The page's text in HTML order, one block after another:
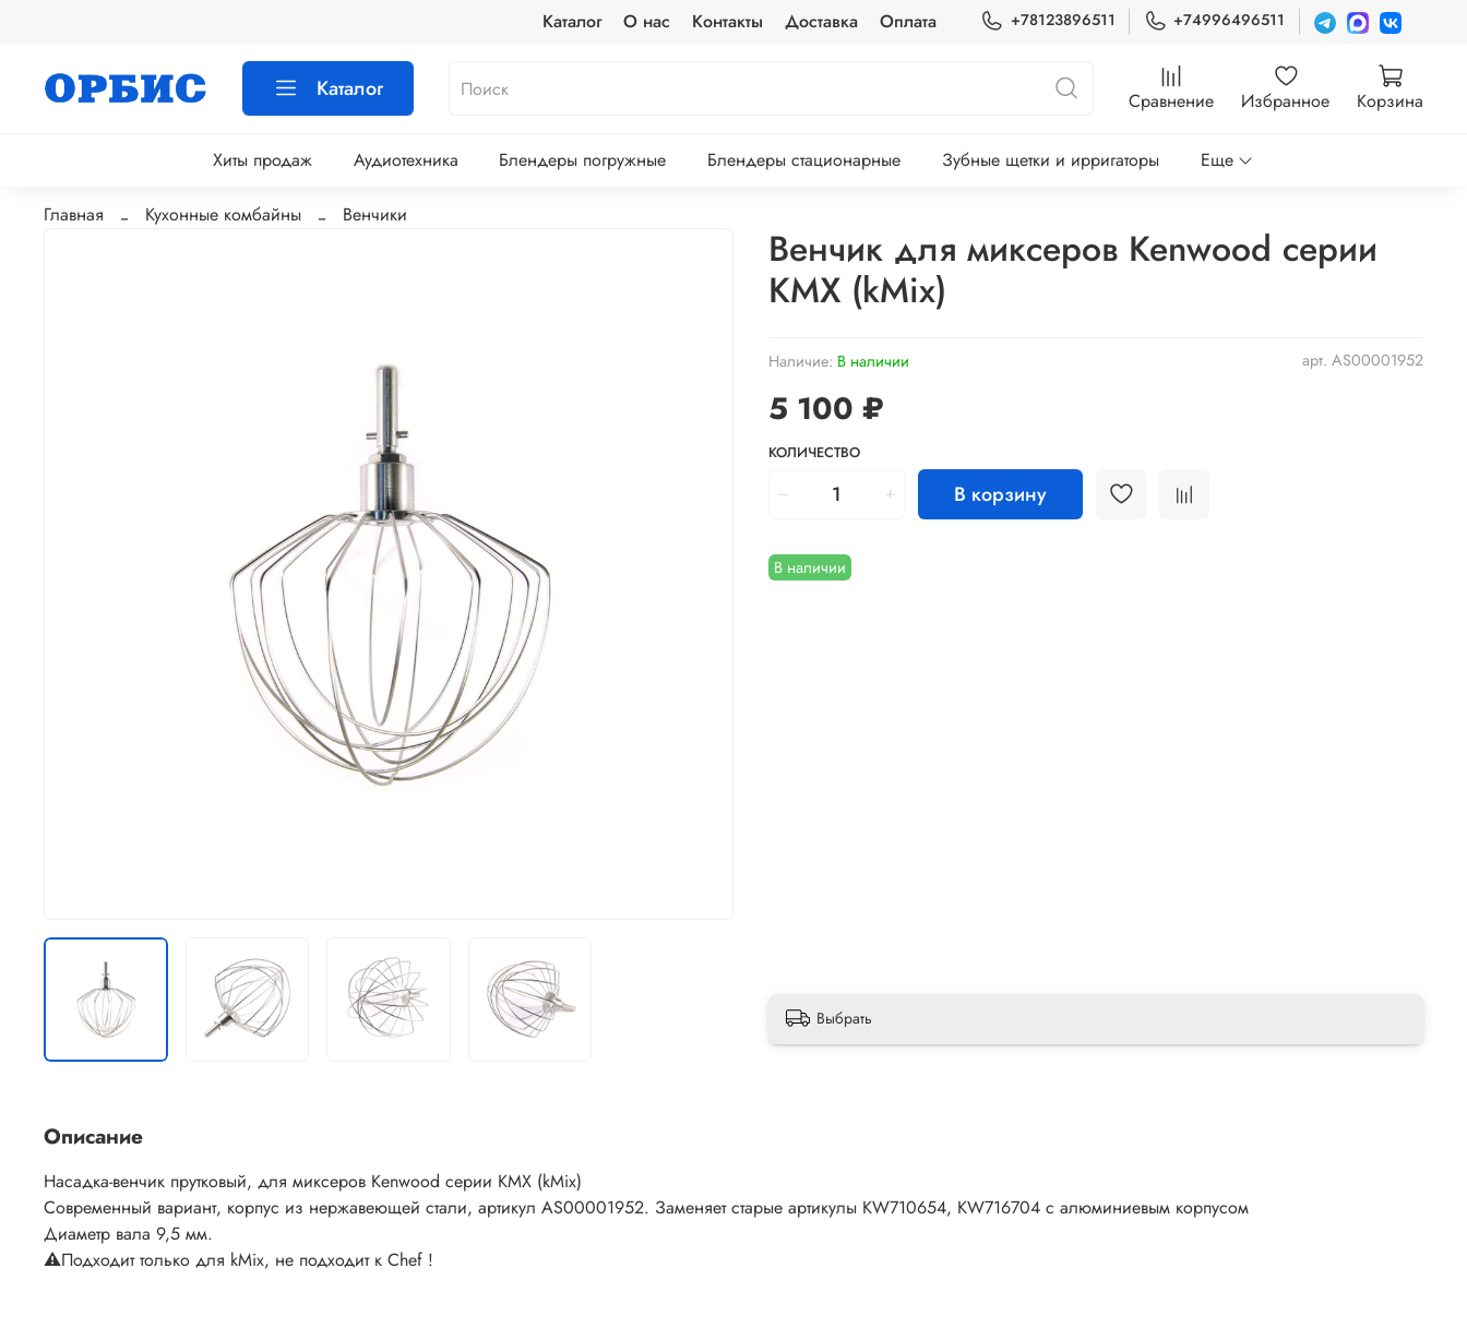
Каталог О нас Контакты Доставка Оплата +78123896511 +74996496511
Каталог Сравнение Избранное Корзина
Хиты продаж Аудиотехника Блендеры погружные Блендеры стационарные Зубные щетки и ирригаторы Еще
Главная Кухонные комбайны Венчики
арт. AS00001952
Наличие: В наличии
В наличии
Венчик для миксеров Kenwood серии
KMX (kMix)
5 100 ₽
КОЛИЧЕСТВО
В корзину
Выбрать
Описание
Насадка-венчик прутковый, для миксеров Kenwood серии KMX (kMix)
Современный вариант, корпус из нержавеющей стали, артикул AS00001952. Заменяет старые артикулы KW710654, KW716704 с алюминиевым корпусом
Диаметр вала 9,5 мм.
⚠️Подходит только для kMix, не подходит к Chef !